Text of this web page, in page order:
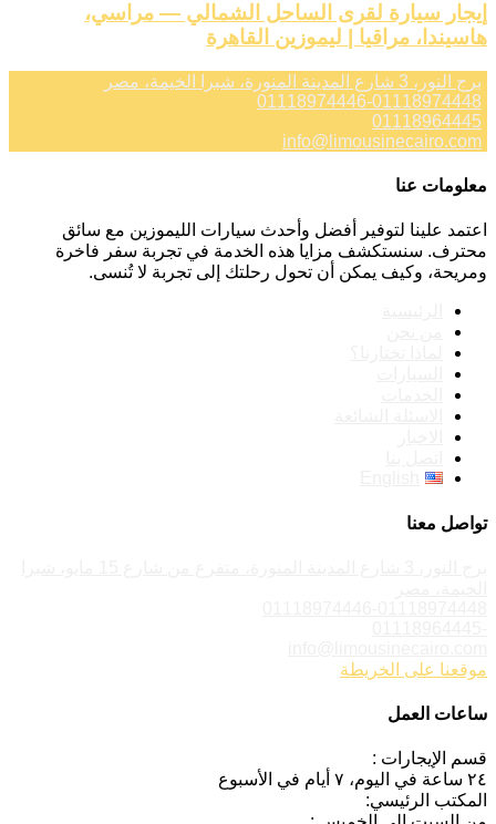
إيجار سيارة لقرى الساحل الشمالي — مراسي،
هاسيندا، مراقيا | ليموزين القاهرة
برج النور، 3 شارع المدينة المنورة، شبرا الخيمة، مصر
01118974446-01118974448
01118964445
info@limousinecairo.com
معلومات عنا
اعتمد علينا لتوفير أفضل وأحدث سيارات الليموزين مع سائق
محترف. سنستكشف مزايا هذه الخدمة في تجربة سفر فاخرة
ومريحة، وكيف يمكن أن تحول رحلتك إلى تجربة لا تُنسى.
تواصل معنا
موقعنا على الخريطة
ساعات العمل
قسم الإيجارات :
٢٤ ساعة في اليوم، ٧ أيام في الأسبوع
المكتب الرئيسي: